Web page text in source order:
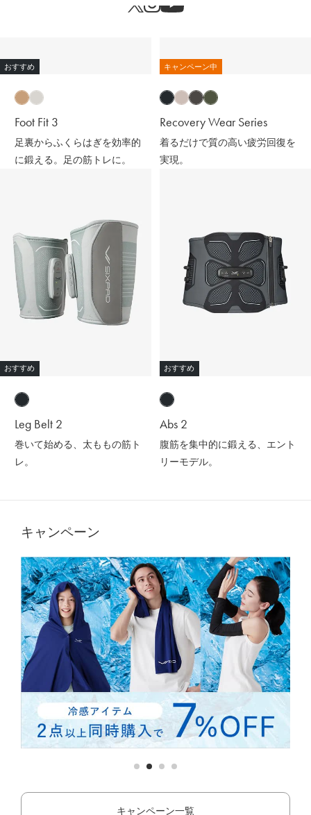
おすすめ
Foot Fit 3
足裏からふくらはぎを効率的
に鍛える。足の筋トレに。
キャンペーン中
Recovery Wear Series
着るだけで質の高い疲労回復を
実現。
おすすめ
Leg Belt 2
巻いて始める、太ももの筋ト
レ。
おすすめ
Abs 2
腹筋を集中的に鍛える、エント
リーモデル。
キャンペーン
キャンペーン一覧